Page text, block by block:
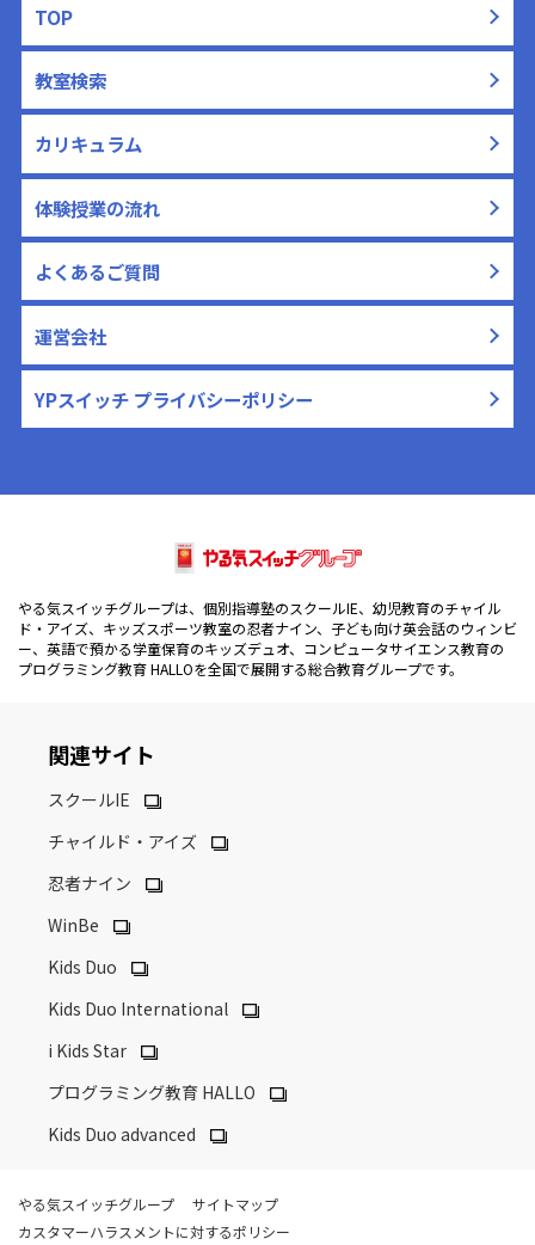
TOP
教室検索
カリキュラム
体験授業の流れ
よくあるご質問
運営会社
YPスイッチ プライバシーポリシー
やる気スイッチグループは、個別指導塾のスクールIE、幼児教育のチャイル
ド・アイズ、キッズスポーツ教室の忍者ナイン、子ども向け英会話のウィンビ
ー、英語で預かる学童保育のキッズデュオ、コンピュータサイエンス教育の
プログラミング教育 HALLOを全国で展開する総合教育グループです。
関連サイト
スクールIE
チャイルド・アイズ
忍者ナイン
WinBe
Kids Duo
Kids Duo International
i Kids Star
プログラミング教育 HALLO
Kids Duo advanced
やる気スイッチグループ
サイトマップ
カスタマーハラスメントに対するポリシー